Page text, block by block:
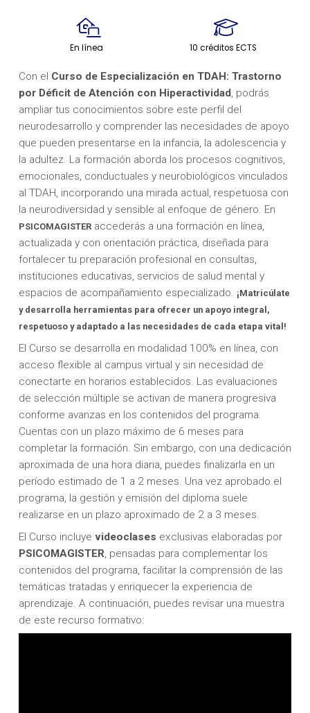
En línea 10 créditos ECTS
Con el Curso de Especialización en TDAH: Trastorno
por Déficit de Atención con Hiperactividad, podrás
ampliar tus conocimientos sobre este perfil del
neurodesarrollo y comprender las necesidades de apoyo
que pueden presentarse en la infancia, la adolescencia y
la adultez. La formación aborda los procesos cognitivos,
emocionales, conductuales y neurobiológicos vinculados
al TDAH, incorporando una mirada actual, respetuosa con
la neurodiversidad y sensible al enfoque de género. En
PSICOMAGISTERaccederás a una formación en línea,
actualizada y con orientación práctica, diseñada para
fortalecer tu preparación profesional en consultas,
instituciones educativas, servicios de salud mental y
espacios de acompañamiento especializado. ¡Matricúlate
y desarrolla herramientas para ofrecer un apoyo integral,
respetuoso y adaptado a las necesidades de cada etapa vital!
El Curso se desarrolla en modalidad 100% en línea, con
acceso flexible al campus virtual y sin necesidad de
conectarte en horarios establecidos. Las evaluaciones
de selección múltiple se activan de manera progresiva
conforme avanzas en los contenidos del programa.
Cuentas con un plazo máximo de 6 meses para
completar la formación. Sin embargo, con una dedicación
aproximada de una hora diaria, puedes finalizarla en un
período estimado de 1 a 2 meses. Una vez aprobado el
programa, la gestión y emisión del diploma suele
realizarse en un plazo aproximado de 2 a 3 meses.
El Curso incluye videoclases exclusivas elaboradas por
PSICOMAGISTER , pensadas para complementar los
contenidos del programa, facilitar la comprensión de las
temáticas tratadas y enriquecer la experiencia de
aprendizaje. A continuación, puedes revisar una muestra
de este recurso formativo: